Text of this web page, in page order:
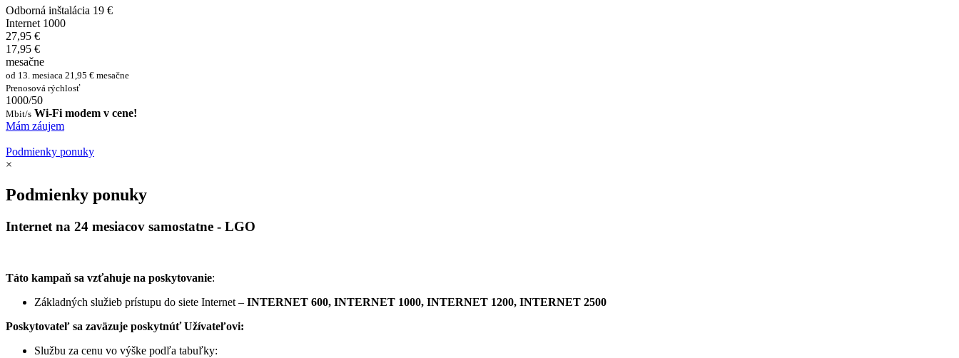
Odborná inštalácia 19 €
Internet 1000
27,95 €
17,95 €
mesačne
od 13. mesiaca 21,95 € mesačne
Prenosová rýchlosť
1000/50
Mbit/s Wi-Fi modem v cene!
Mám záujem
Podmienky ponuky
×
Podmienky ponuky
Internet na 24 mesiacov samostatne - LGO
Táto kampaň sa vzťahuje na poskytovanie:
Základných služieb prístupu do siete Internet – INTERNET 600, INTERNET 1000, INTERNET 1200, INTERNET 2500
Poskytovateľ sa zaväzuje poskytnúť Užívateľovi:
Službu za cenu vo výške podľa tabuľky: